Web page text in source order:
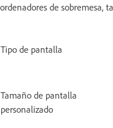
ordenadores de sobremesa,
Tipo de pantalla
Tamaño de pantalla
personalizado